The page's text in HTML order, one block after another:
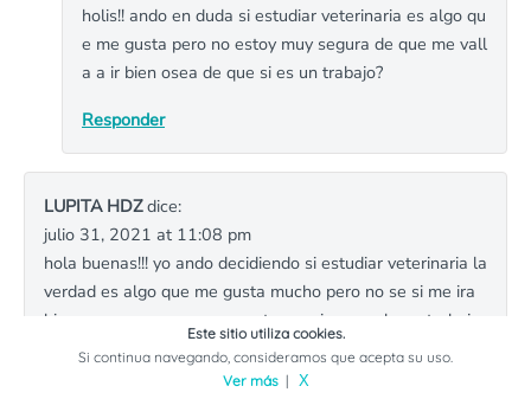
holis!! ando en duda si estudiar veterinaria es algo qu
e me gusta pero no estoy muy segura de que me vall
a a ir bien osea de que si es un trabajo?
Responder
LUPITA HDZdice:
julio 31, 2021 at 11:08 pm
hola buenas!!! yo ando decidiendo si estudiar veterinaria la
verdad es algo que me gusta mucho pero no se si me ira
bien osea no se su pos y contras o si sea un buen trabajo.
Responder
Este sitio utiliza cookies.
Si continua navegando, consideramos que acepta su uso.
Ver más| X